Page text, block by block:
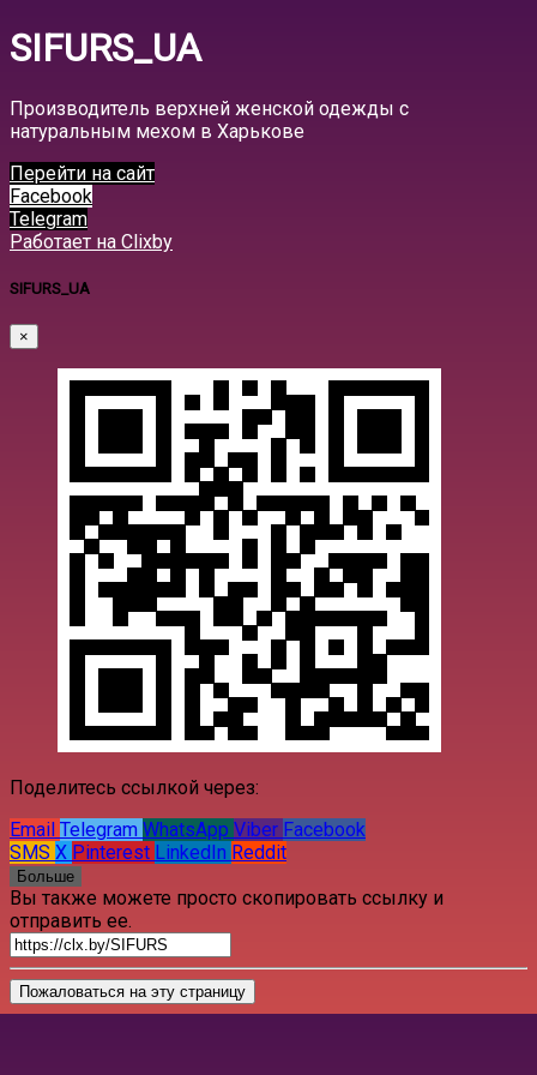
SIFURS_UA
Производитель верхней женской одежды с
натуральным мехом в Харькове
Перейти на сайт
Facebook
Telegram
Работает на Clixby
SIFURS_UA
×
Поделитесь ссылкой через:
Email Telegram WhatsApp Viber Facebook
SMS X Pinterest LinkedIn Reddit
Больше
Вы также можете просто скопировать ссылку и
отправить ее.
Пожаловаться на эту страницу